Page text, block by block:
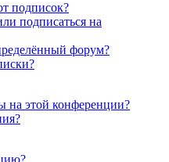
подписок?
подписаться на
форум?
на этой конференции?